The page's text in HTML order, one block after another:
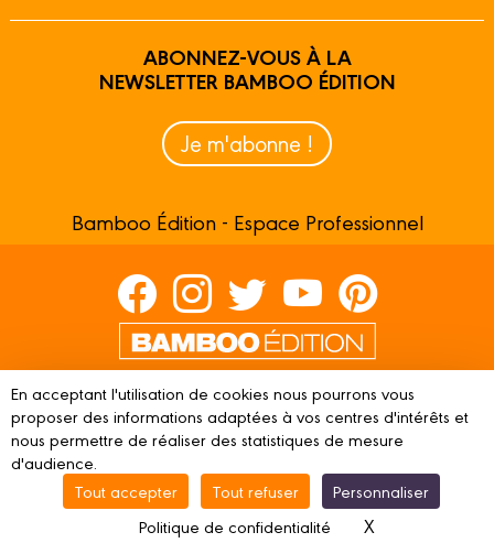
ABONNEZ-VOUS À LA
NEWSLETTER BAMBOO ÉDITION
Je m'abonne !
Bamboo Édition - Espace Professionnel
Contactez-nous
Devenir partenaire
© 2023 BAMBOO ÉDITION Mentions légales
Conditions
d’utilisation
Vie privée Gestion des cookies
En acceptant l'utilisation de cookies nous pourrons vous
proposer des informations adaptées à vos centres d'intérêts et
nous permettre de réaliser des statistiques de mesure
d'audience.
Tout accepter
Tout refuser
Personnaliser
Politique de confidentialité
X